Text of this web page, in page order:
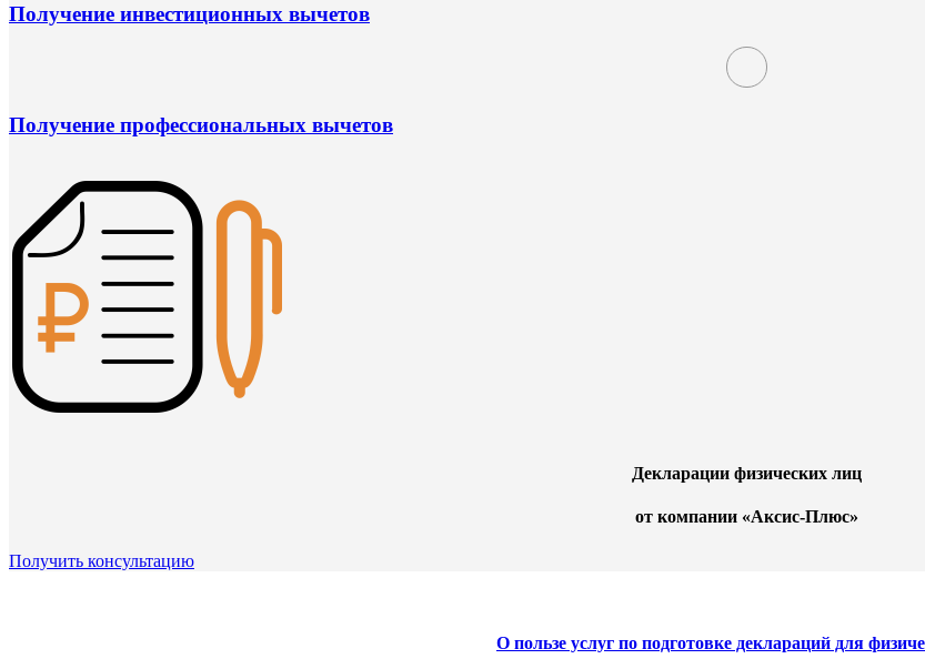
Получение инвестиционных вычетов
Получение профессиональных вычетов
Декларации физических лиц
от компании «Аксис-Плюс»
Получить консультацию
О пользе услуг по подготовке деклараций для